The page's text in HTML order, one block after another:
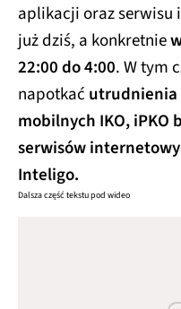
aplikacji oraz serwisu
już dziś, a konkretnie
22:00 do 4:00. W tym
napotkać utrudnienia
mobilnych IKO, iPKO
serwisów
Inteligo.
Dalsza część tekstu pod wideo